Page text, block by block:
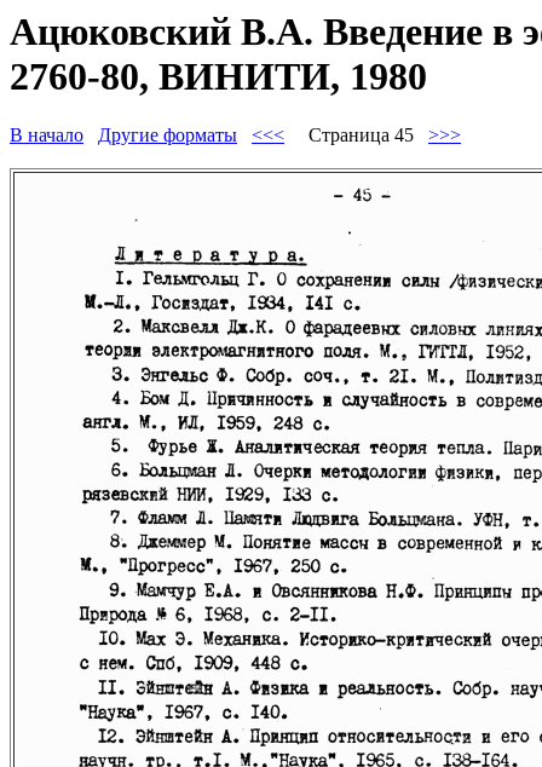
Ацюковский В.А. Введение в
2760-80, ВИНИТИ, 1980
В начало Другие форматы <<< Страница 45 >>>